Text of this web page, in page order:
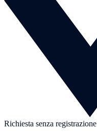
Richiesta senza registrazione